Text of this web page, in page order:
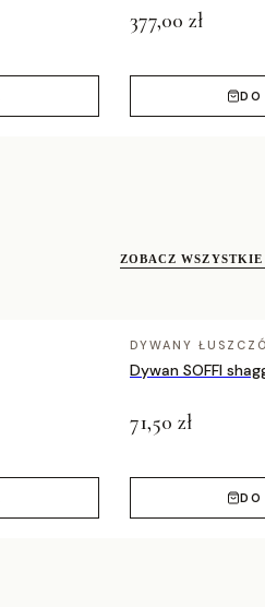
377,00 zł
DO
ZOBACZ
DYWANY
Dywan SOFFI
71,50 zł
DO